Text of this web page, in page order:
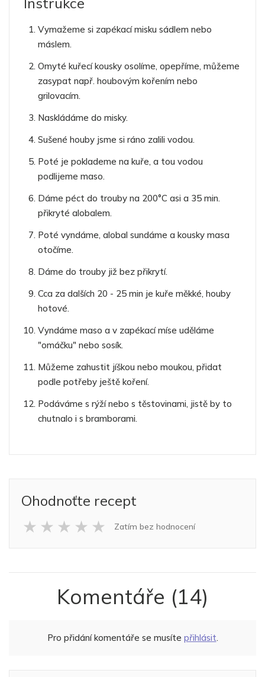
Vymažeme si zapékací misku sádlem nebo
máslem.
Omyté kuřecí kousky osolíme, opepříme, můžeme
zasypat např. houbovým kořením nebo
grilovacím.
Naskládáme do misky.
Sušené houby jsme si ráno zalili vodou.
Poté je poklademe na kuře, a tou vodou
podlijeme maso.
Dáme péct do trouby na 200°C asi a 35 min.
přikryté alobalem.
Poté vyndáme, alobal sundáme a kousky masa
otočíme.
Dáme do trouby již bez přikrytí.
Cca za dalších 20 - 25 min je kuře měkké, houby
hotové.
Vyndáme maso a v zapékací míse uděláme
"omáčku" nebo sosík.
Můžeme zahustit jíškou nebo moukou, přidat
podle potřeby ještě koření.
Podáváme s rýží nebo s těstovinami, jistě by to
chutnalo i s bramborami.
Ohodnoťte recept
★ ★ ★ ★ ★ Zatím bez hodnocení
Komentáře (14)
Pro přidání komentáře se musíte přihlásit.